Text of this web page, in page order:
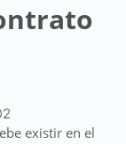
existir en el